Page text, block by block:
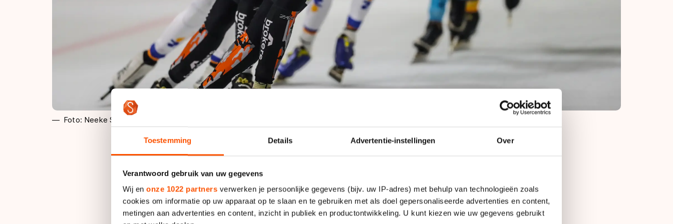
Toestemming Details Advertentie-instellingen Over
Verantwoord gebruik van uw gegevens
Wij en onze 1022 partners verwerken je persoonlijke gegevens (bijv. uw IP-adres) met behulp van technologieën zoals
cookies om informatie op uw apparaat op te slaan en te gebruiken met als doel gepersonaliseerde advertenties en content,
metingen aan advertenties en content, inzicht in publiek en productontwikkeling. U kunt kiezen wie uw gegevens gebruikt
Foto: Neeke Smit
Op het moment dat niemand er meer op rekende ontplofte de koers in Leeuwarden toch
nog. Crispijn Ariëns profiteerde daar volop van. Hij kwam in de tweede race van de KPN
Marathon Cup solo als winnaar over de streep. Jouke Hoogeveen eindigde als tweede, net
voor Sam Boon. Als beloning incasseerde Ariëns ook nog het oranje leiderspak.